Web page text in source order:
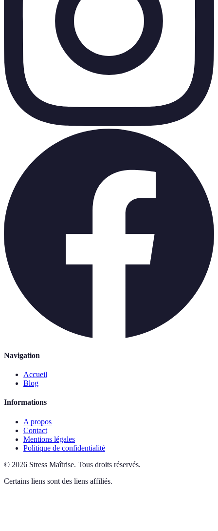
Navigation
Accueil
Blog
Informations
A propos
Contact
Mentions légales
Politique de confidentialité
© 2026 Stress Maîtrise. Tous droits réservés.
Certains liens sont des liens affiliés.